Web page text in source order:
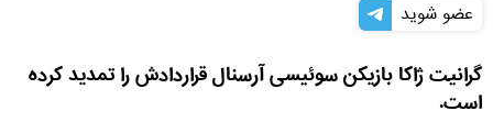
عضو شوید
گرانیت ژاکا بازیکن سوئیسی آرسنال قراردادش را تمدید کرده
است.